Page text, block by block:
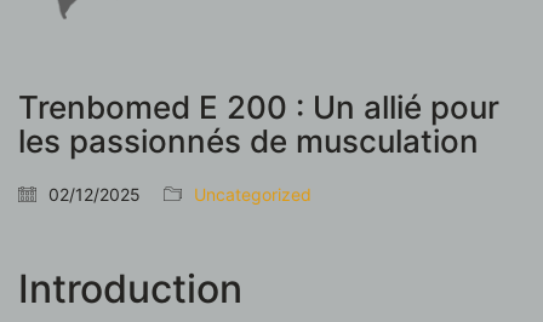
Trenbomed E 200 : Un allié pour
les passionnés de musculation
02/12/2025 Uncategorized
Introduction